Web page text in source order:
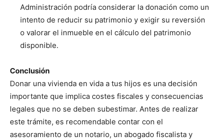
Administración podría considerar la donación como un
intento de reducir su patrimonio y exigir su reversión
o valorar el inmueble en el cálculo del patrimonio
disponible.
Conclusión
Donar una vivienda en vida a tus hijos es una decisión
importante que implica costes fiscales y consecuencias
legales que no se deben subestimar. Antes de realizar
este trámite, es recomendable contar con el
asesoramiento de un notario, un abogado fiscalista y